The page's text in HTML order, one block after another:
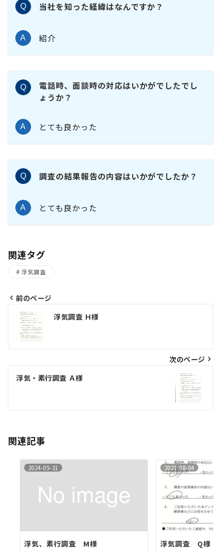
Q 当社を知った経緯はなんですか？
A 紹介
Q
電話時、面談時の対応はいかがでしたでし
ょうか？
A とても良かった
Q 調査の結果報告の内容はいかがでしたか？
A とても良かった
関連タグ
浮気調査
ゲ
ン
前のページ
浮気調査 Ｈ様
次のページ
浮気・素行調査 Ａ様
関連記事
2024-05-31
浮気、素行調査 M様
2021-08-04
浮気調査 Q様